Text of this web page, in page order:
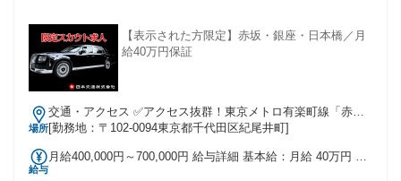
考えるようになりました。 子どもの頃から車を運転する仕事
に 憧れていたこともあり、転職活動では 運転できる仕事を中
心に探していました。 いくつかの会社を受ける中で、面接時
に 会社の話を丁寧に聞かせてもらえ、 さらに実技面接も体験
て、大学時代の部活の先輩が トーコーで働いており、会社の
魅力や 仕事の楽しさを直接聞けたことも 決め手になりまし
￣￣￣￣￣￣￣￣￣ A. はじめは道を覚えることが大変だと
【表示された方限定】赤坂・銀座・日本橋／月
給40万円保証
場所
交通・アクセス ✅アクセス抜群！東京メトロ有楽町線「赤坂
見附駅」徒歩5分、東京メトロ丸の内線「麴町駅」徒歩12分、
各線「四ツ谷駅」徒歩13分✅現在WEB面接実施中！
[勤務地：〒102-0094東京都千代田区紀尾井町]
給与
月給400,000円～700,000円 給与詳細 基本給：月給 40万円 〜